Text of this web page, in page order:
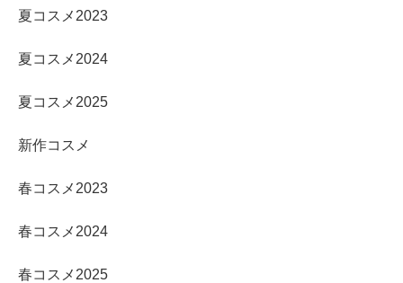
夏コスメ2023
夏コスメ2024
夏コスメ2025
新作コスメ
春コスメ2023
春コスメ2024
春コスメ2025